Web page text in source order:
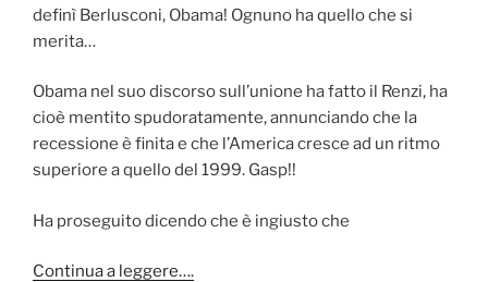
definì Berlusconi, Obama! Ognuno ha quello che si
merita…
Obama nel suo discorso sull’unione ha fatto il Renzi, ha
cioè mentito spudoratamente, annunciando che la
recessione è finita e che l’America cresce ad un ritmo
superiore a quello del 1999. Gasp!!
Ha proseguito dicendo che è ingiusto che
Continua a leggere….